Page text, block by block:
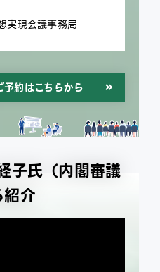
実現会議事務局
約はこちらから
氏（内閣審議
介